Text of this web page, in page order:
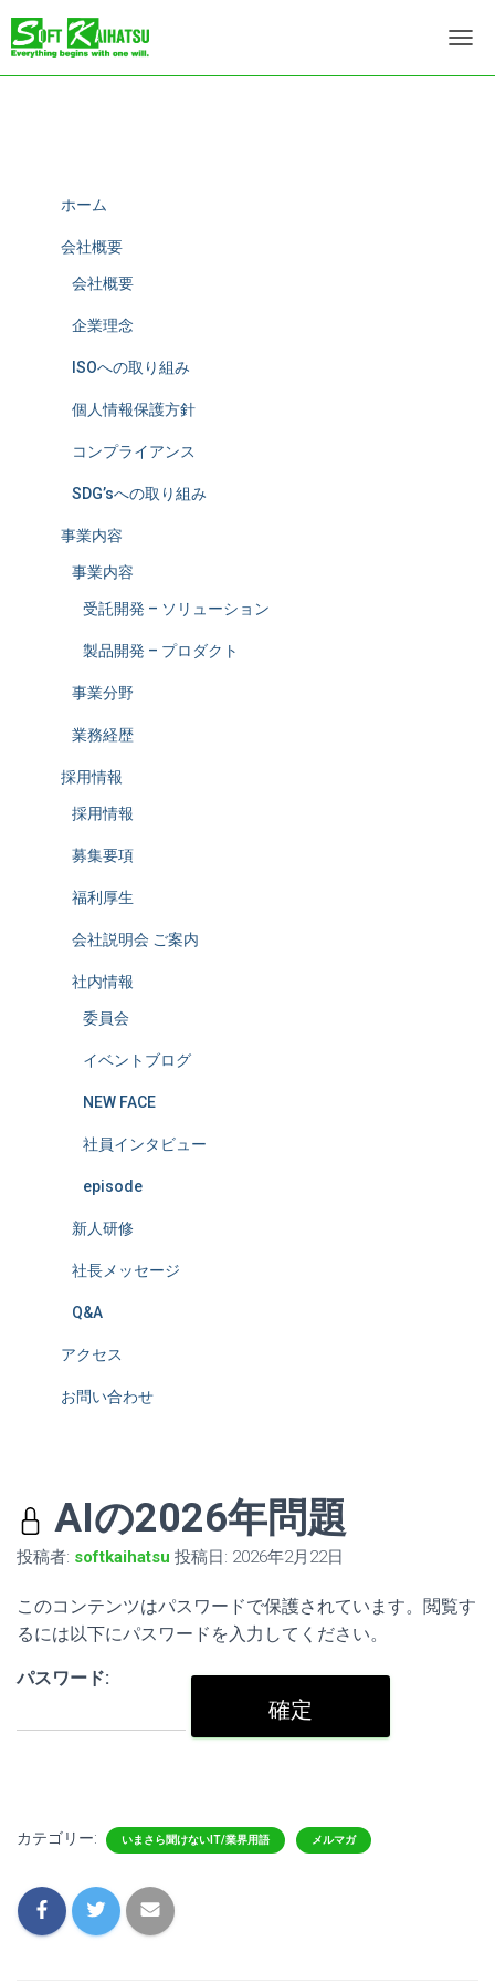
ビ
ホーム
会社概要
会社概要
企業理念
ISOへの取り組み
個人情報保護方針
コンプライアンス
SDG’sへの取り組み
事業内容
事業内容
受託開発 – ソリューション
製品開発 – プロダクト
事業分野
業務経歴
採用情報
採用情報
募集要項
福利厚生
会社説明会 ご案内
社内情報
委員会
イベントブログ
NEW FACE
社員インタビュー
episode
新人研修
社長メッセージ
Q&A
アクセス
お問い合わせ
AIの2026年問題
投稿者: softkaihatsu 投稿日: 2026年2月22日
このコンテンツはパスワードで保護されています。閲覧す
るには以下にパスワードを入力してください。
パスワード:
カテゴリー: いまさら聞けないIT/業界用語 メルマガ